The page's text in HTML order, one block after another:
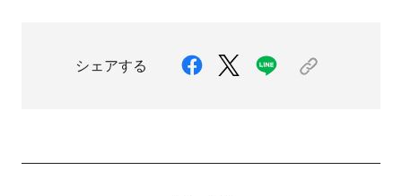
シェアする